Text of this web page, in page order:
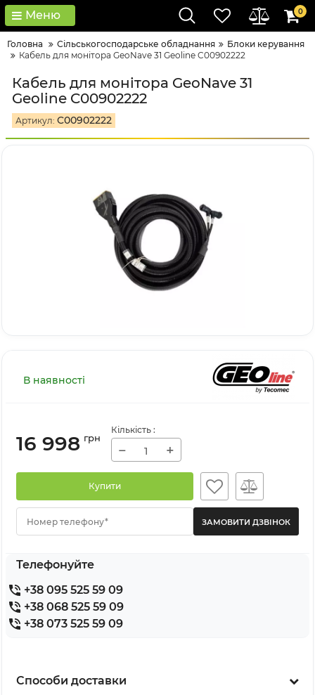
Меню 0
Головна Сільськогосподарське обладнання
Блоки керування
Кабель для монітора GeoNave 31 Geoline C00902222
Кабель для монітора GeoNave 31
Geoline C00902222
Артикул: C00902222
В наявності
16 998 грн
Кількість :
− +
Купити
Номер телефону*
Телефонуйте
+38 095 525 59 09
+38 068 525 59 09
+38 073 525 59 09
Способи доставки